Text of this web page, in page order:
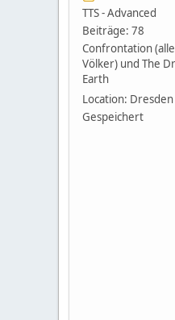
TTS - Advanced
Beiträge: 78
Confrontation (alle
Völker) und The
Earth
Location: Dresden
Gespeichert